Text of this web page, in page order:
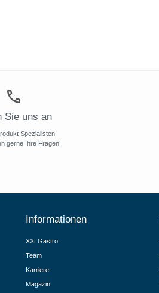
Sie uns an
Spezialisten
gerne Ihre Fragen
Informationen
XXLGastro
Team
Karriere
Magazin